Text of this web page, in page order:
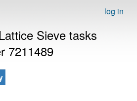
log in
Sieve tasks
7211489